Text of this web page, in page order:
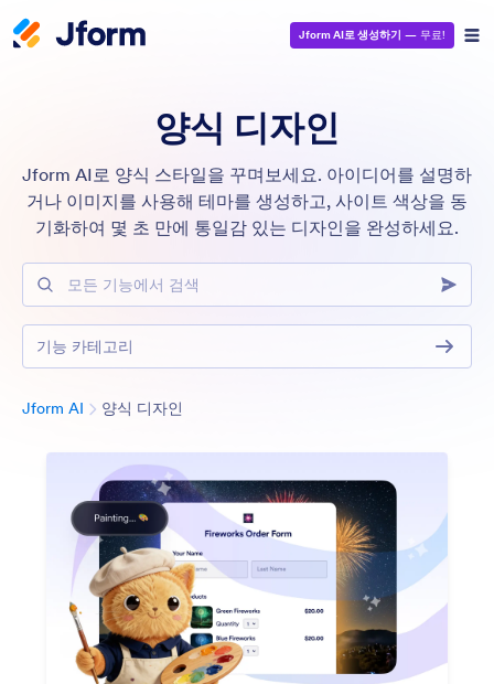
Jform AI로 생성하기 — 무료!
양식 디자인
Jform AI로 양식 스타일을 꾸며보세요. 아이디어를 설명하
거나 이미지를 사용해 테마를 생성하고, 사이트 색상을 동
기화하여 몇 초 만에 통일감 있는 디자인을 완성하세요.
모든 기능에서 검색
Jform AI 양식 디자인
기능 카테고리